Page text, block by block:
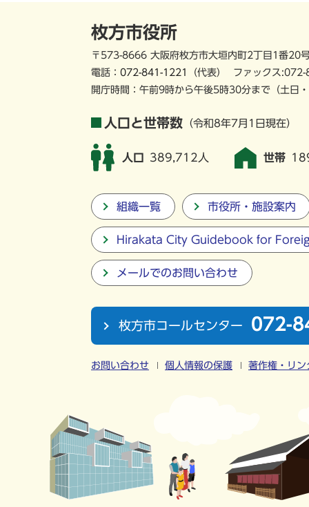
枚方市役所
〒573-8666 大阪府枚方市大垣内町2丁目1番20
電話： 072-841-1221 （代表） ファックス
開庁時間：午前9時から午後5時30分まで （土日
人口と世帯数 （令和8年7月1日現在）
人口 389,712人 世帯
組織一覧 市役所・施設案内
Hirakata City Guidebook for
メールでのお問い合わせ
枚方市コールセンター 072-
お問い合わせ 個人情報の保護 著作権・リン